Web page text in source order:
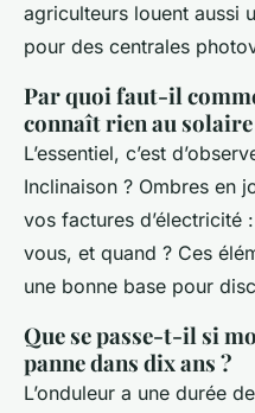
agriculteurs louent aussi
pour des centrales
Par quoi faut-il
connaît rien au solaire
L’essentiel, c’est
Inclinaison ? Ombres en
vos factures d’électricité
vous, et quand ? Ces
une bonne base pour
Que se passe-t-il si
panne dans dix ans ?
L’onduleur a une durée